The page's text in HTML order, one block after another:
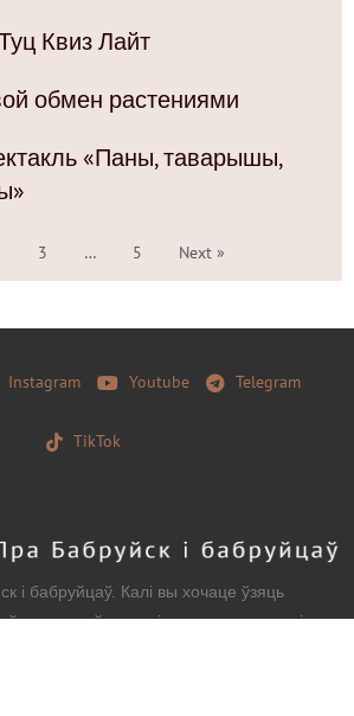
Квиз Лайт
обмен растениями
«Паны, таварышы,
3 … 5 Next »
Instagram Youtube Telegram
TikTok
і бабруйцаў. Калі вы хочаце ўзяць
захавайце, калі ласка, загаловак і